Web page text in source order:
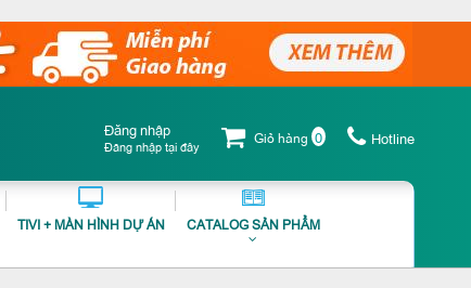
Hotline
Giỏ hàng 0
Đăng nhập
Đăng nhập tại đây
TIVI + MÀN HÌNH DỰ ÁN CATALOG SẢN PHẨM